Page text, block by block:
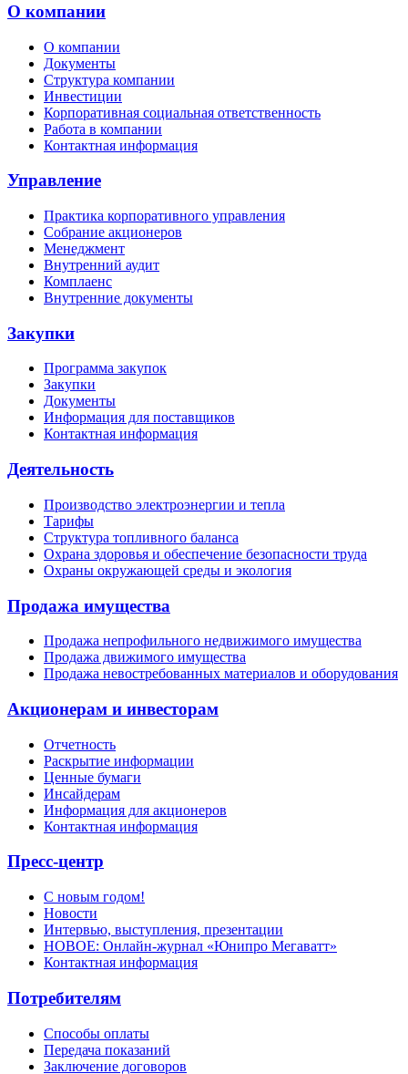
О компании
О компании
Документы
Структура компании
Инвестиции
Корпоративная социальная ответственность
Работа в компании
Контактная информация
Управление
Практика корпоративного управления
Собрание акционеров
Менеджмент
Внутренний аудит
Комплаенс
Внутренние документы
Закупки
Программа закупок
Закупки
Документы
Информация для поставщиков
Контактная информация
Деятельность
Производство электроэнергии и тепла
Тарифы
Структура топливного баланса
Охрана здоровья и обеспечение безопасности труда
Охраны окружающей среды и экология
Продажа имущества
Продажа непрофильного недвижимого имущества
Продажа движимого имущества
Продажа невостребованных материалов и оборудования
Акционерам и инвесторам
Отчетность
Раскрытие информации
Ценные бумаги
Инсайдерам
Информация для акционеров
Контактная информация
Пресс-центр
С новым годом!
Новости
Интервью, выступления, презентации
НОВОЕ: Онлайн-журнал «Юнипро Мегаватт»
Контактная информация
Потребителям
Способы оплаты
Передача показаний
Заключение договоров